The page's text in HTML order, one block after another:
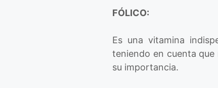
FÓLICO:
Es una vitamina
teniendo en cuenta que
su importancia.